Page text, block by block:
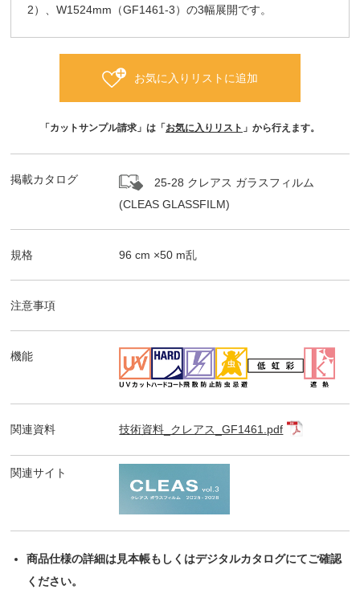
2）、W1524mm（GF1461-3）の3幅展開です。
お気に入りリストに追加
「カットサンプル請求」は「 お気に入りリスト 」から行えます。
掲載カタログ
25-28 クレアス ガラスフィルム
(CLEAS GLASSFILM)
規格 96 cm ×50 m乱
注意事項
機能
関連資料 技術資料_クレアス_GF1461.pdf
関連サイト
商品仕様の詳細は見本帳もしくはデジタルカタログにてご確認
ください。